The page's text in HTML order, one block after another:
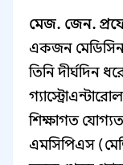
মেজ. জেন.
একজন মেডিসিন
তিনি দীর্ঘদিন
শিক্ষাগত
এমসিপিএস